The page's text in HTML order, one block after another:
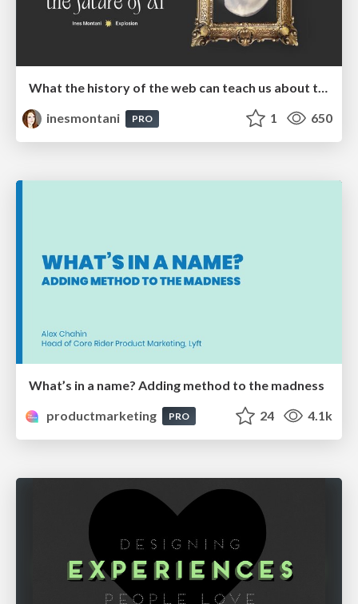
What the history of the web can teach us about the future of AI
inesmontani
PRO 1 650
What’s in a name? Adding method to the madness
productmarketing
PRO 24 4.1k